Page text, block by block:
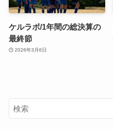
ケルラボ/1年間の総決算の
最終節
2026年3月6日